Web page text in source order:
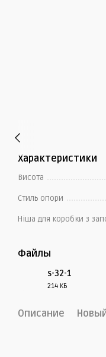
Характеристики
Висота
Стиль опори
Ніша для коробки з
Файлы
s-32-1
214 КБ
Описание